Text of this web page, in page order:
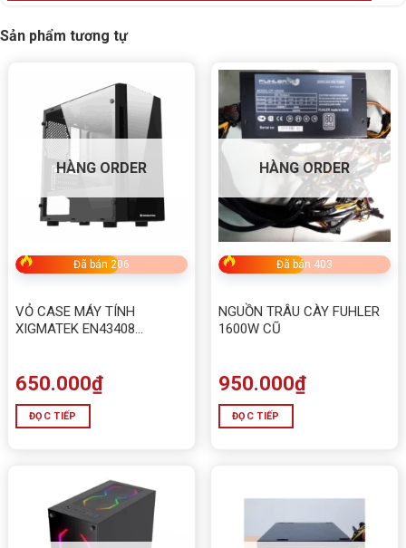
Sản phẩm tương tự
HÀNG ORDER
Đã bán 206
VỎ CASE MÁY TÍNH
XIGMATEK EN43408
650.000₫
ĐỌC TIẾP
HÀNG ORDER
Đã bán 403
NGUỒN TRÂU CÀY FUHLER
1600W CŨ
950.000₫
ĐỌC TIẾP